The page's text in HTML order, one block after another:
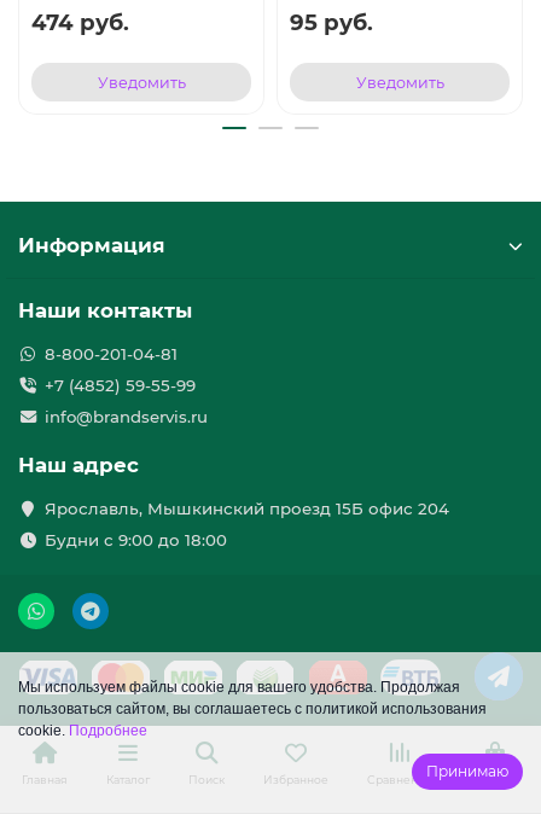
474 руб.
Уведомить
95 руб.
Уведомить
Мы используем файлы cookie для вашего удобства. Продолжая
пользоваться сайтом, вы соглашаетесь с политикой использования
cookie.Подробнее
Принимаю
Информация
Наши контакты
8-800-201-04-81
+7 (4852) 59-55-99
info@brandservis.ru
Наш адрес
Ярославль, Мышкинский проезд 15Б офис 204
Будни с 9:00 до 18:00
Главная Каталог Поиск Избранное Сравнение Корзина